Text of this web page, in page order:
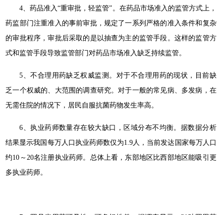
4、药品准入“重审批，轻监管”。在药品市场准入的监管方式上，
药监部门注重准入的事前审批，规定了一系列严格的准入条件和复杂
的审批程序，审批后采取的是以抽查为主的监管手段。这样的监管方
式和监管手段导致监管部门对药品市场准入缺乏持续监管。
5、不合理用药缺乏权威监测。对于不合理用药的现状，目前缺
乏一个权威的、大范围的调查研究。对于一般的常见病、多发病，在
无需住院的情况下，居民自服抗菌药物发生率高。
6、执业药师数量存在较大缺口，区域分布不均衡。据数据分析
结果显示我国每万人口执业药师数仅为1.9人，当前发达国家每万人口
约10～20名注册执业药师。总体上看，东部地区比西部地区能吸引更
多执业药师。